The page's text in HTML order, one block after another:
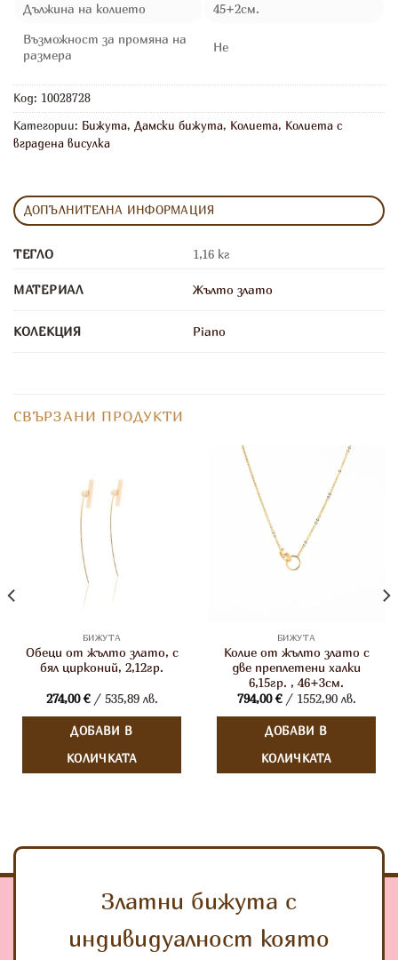
Дължина на колието
45+2см.
Възможност за промяна на
размера
Не
Код: 10028728
Категории: Бижута, Дамски бижута, Колиета, Колиета с
вградена висулка
ДОПЪЛНИТЕЛНА ИНФОРМАЦИЯ
ТЕГЛО 1,16 кг
МАТЕРИАЛ Жълто злато
КОЛЕКЦИЯ Piano
СВЪРЗАНИ ПРОДУКТИ
БИЖУТА
Обеци от жълто злато, с
бял цирконий, 2,12гр.
274,00€/ 535,89 лв.
ДОБАВИ В
КОЛИЧКАТА
БИЖУТА
Колие от жълто злато с
две преплетени халки
6,15гр. , 46+3см.
794,00€/ 1552,90 лв.
ДОБАВИ В
КОЛИЧКАТА
Златни бижута с
индивидуалност която